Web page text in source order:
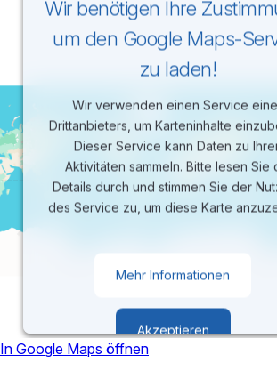
Wir benötigen Ihre
um den Google Maps-
zu laden!
Wir verwenden einen Service
Drittanbieters, um Karteninhalte
Dieser Service kann Daten zu
Aktivitäten sammeln. Bitte lesen Sie
Details durch und stimmen Sie der
des Service zu, um diese Karte
Mehr Informationen
Akzeptieren
In Google Maps öffnen